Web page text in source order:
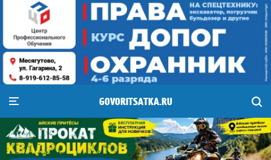
GOVORITSATKA.RU